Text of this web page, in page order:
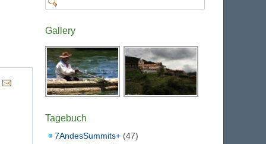
Gallery
Tagebuch
7AndesSummits+ (47)